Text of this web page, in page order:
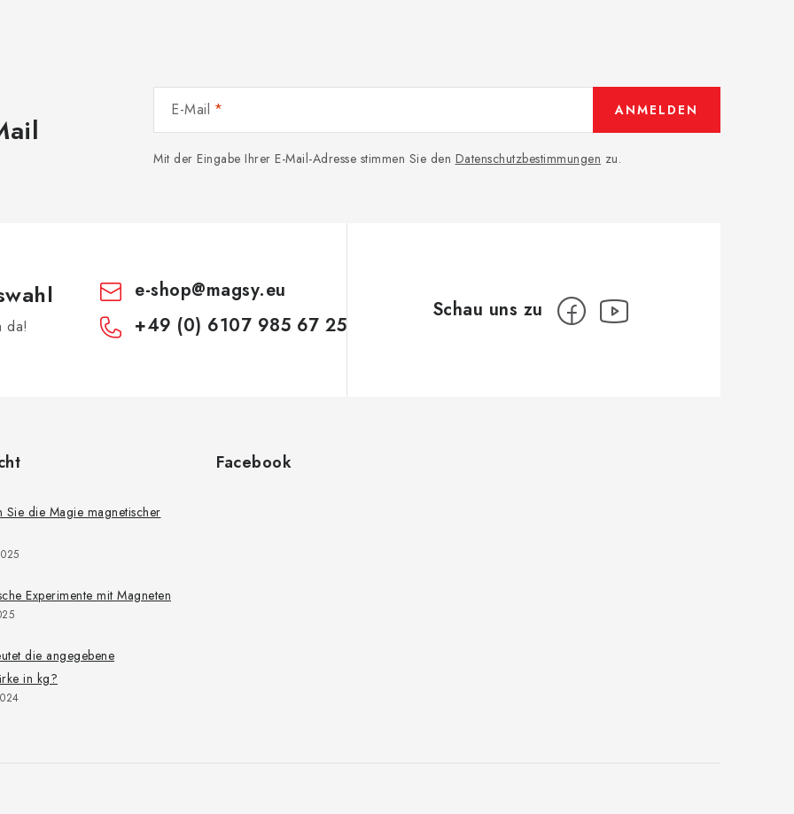
E-Mail
Mit der Eingabe Ihrer E-Mail-Adresse stimmen Sie den Datenschutzbestimmungen zu.
ANMELDEN
da!
e-shop@magsy.eu
+49 (0) 6107 985 67 25
Sie die Magie magnetischer
Experimente mit Magneten
die angegebene
in kg?
Facebook